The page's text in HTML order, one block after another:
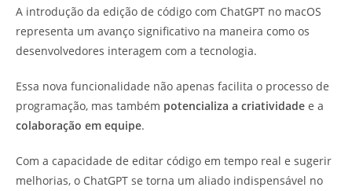
A introdução da edição de código com ChatGPT no macOS
representa um avanço significativo na maneira como os
desenvolvedores interagem com a tecnologia.
Essa nova funcionalidade não apenas facilita o processo de
programação, mas também potencializa a criatividade e a
colaboração em equipe.
Com a capacidade de editar código em tempo real e sugerir
melhorias, o ChatGPT se torna um aliado indispensável no